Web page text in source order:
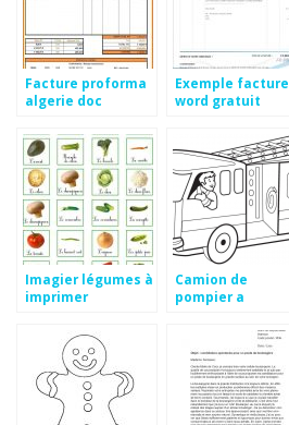
Facture proforma
algerie doc
Exemple facture
word gratuit
Imagier légumes à
imprimer
Camion de
pompier a